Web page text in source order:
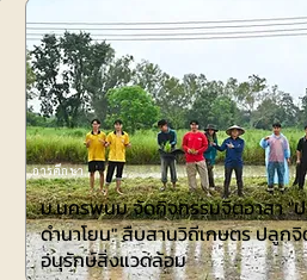
การศึกษา
ม.นครพนม จัดกิจกรรมจิตอาสา "
ดำนาโยน" สืบสานวิถีเกษตร ปลูก
อนุรักษ์สิ่งแวดล้อม